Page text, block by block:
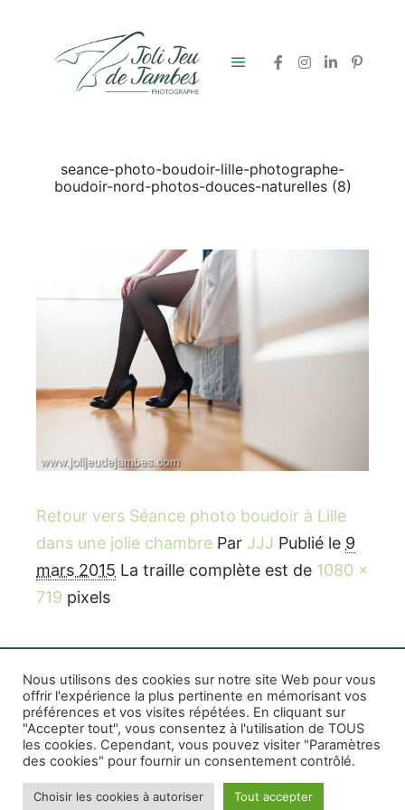
seance-photo-boudoir-lille-photographe-
boudoir-nord-photos-douces-naturelles (8)
Retour vers Séance photo boudoir à Lille
dans une jolie chambre Par JJJ Publié le 9
mars 2015 La traille complète est de 1080 ×
719 pixels
Rife WordPress Theme|Photographe boudoir et
photo thérapeutique Montréal Lille Avignon
Photographe mariage et famille Montréal|
Photographe commercial Montréal|Mentions
Nous utilisons des cookies sur notre site Web pour vous
offrir l'expérience la plus pertinente en mémorisant vos
préférences et vos visites répétées. En cliquant sur
"Accepter tout", vous consentez à l'utilisation de TOUS
les cookies. Cependant, vous pouvez visiter "Paramètres
des cookies" pour fournir un consentement contrôlé.
Choisir les cookies à autoriser Tout accepter